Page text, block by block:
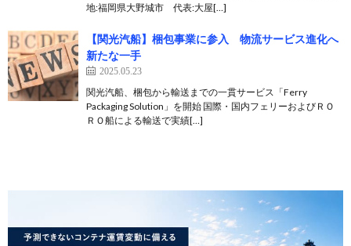
地:福岡県大野城市 代表:大屋[…]
【関光汽船】梱包事業に参入 物流サービス進化へ
新たな一手
2025.05.23
関光汽船、梱包から輸送までの一貫サービス「Ferry
Packaging Solution」を開始 国際・国内フェリーおよびＲＯ
ＲＯ船による輸送で実績[…]